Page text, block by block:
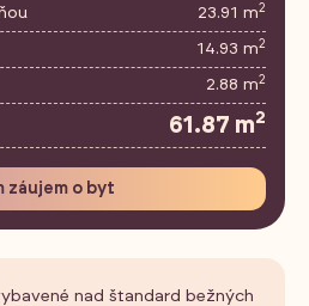
23.91 m2
14.93 m2
2.88 m2
61.87 m2
záujem o byt
nad štandard bežných